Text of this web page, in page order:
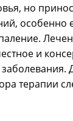
но
особенно
и
терапии